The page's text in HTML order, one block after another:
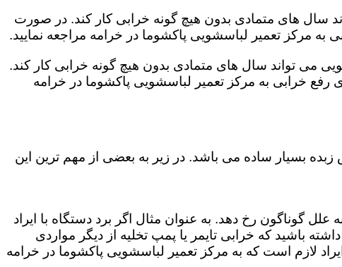
سال های متمادی بدون هیچ گونه خرابی کار کند. در صورت
مرکز تعمیر لباسشویی پاکشوما در خرامه مراجعه نمایید.
می تواند سال های متمادی بدون هیچ گونه خرابی کار کند.
خرابی به مرکز تعمیر لباسشویی پاکشوما در خرامه
بسیار ساده می باشد. در زیر به بعضی از مهم ترین این
گوناگون رخ دهد. به عنوان مثال اگر برد دستگاه با ایراد
باشید که خرابی تایمر یا پمپ تخلیه از دیگر مواردی
لازم است که به مرکز تعمیر لباسشویی پاکشوما در خرامه